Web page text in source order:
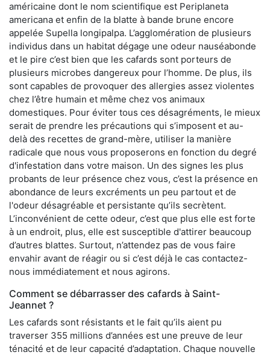
américaine dont le nom scientifique est Periplaneta
americana et enfin de la blatte à bande brune encore
appelée Supella longipalpa. L’agglomération de plusieurs
individus dans un habitat dégage une odeur nauséabonde
et le pire c’est bien que les cafards sont porteurs de
plusieurs microbes dangereux pour l’homme. De plus, ils
sont capables de provoquer des allergies assez violentes
chez l’être humain et même chez vos animaux
domestiques. Pour éviter tous ces désagréments, le mieux
serait de prendre les précautions qui s’imposent et au-
delà des recettes de grand-mère, utiliser la manière
radicale que nous vous proposerons en fonction du degré
d'infestation dans votre maison. Un des signes les plus
probants de leur présence chez vous, c’est la présence en
abondance de leurs excréments un peu partout et de
l'odeur désagréable et persistante qu’ils secrètent.
L’inconvénient de cette odeur, c’est que plus elle est forte
à un endroit, plus, elle est susceptible d'attirer beaucoup
d’autres blattes. Surtout, n’attendez pas de vous faire
envahir avant de réagir ou si c’est déjà le cas contactez-
nous immédiatement et nous agirons.
Comment se débarrasser des cafards à Saint-
Jeannet ?
Les cafards sont résistants et le fait qu’ils aient pu
traverser 355 millions d’années est une preuve de leur
ténacité et de leur capacité d’adaptation. Chaque nouvelle